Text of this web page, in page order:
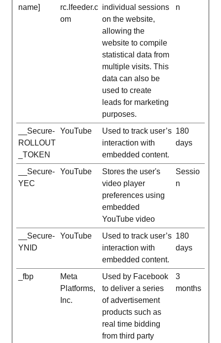
name]
rc.lfeeder.c
om
individual sessions
on the website,
allowing the
website to compile
statistical data from
multiple visits. This
data can also be
used to create
leads for marketing
purposes.
n
__Secure-
ROLLOUT
_TOKEN
YouTube
Used to track user’s
interaction with
embedded content.
180
days
__Secure-
YEC
YouTube
Stores the user's
video player
preferences using
embedded
YouTube video
Sessio
n
__Secure-
YNID
YouTube
Used to track user’s
interaction with
embedded content.
180
days
_fbp
Meta
Platforms,
Inc.
Used by Facebook
to deliver a series
of advertisement
products such as
real time bidding
from third party
3
months